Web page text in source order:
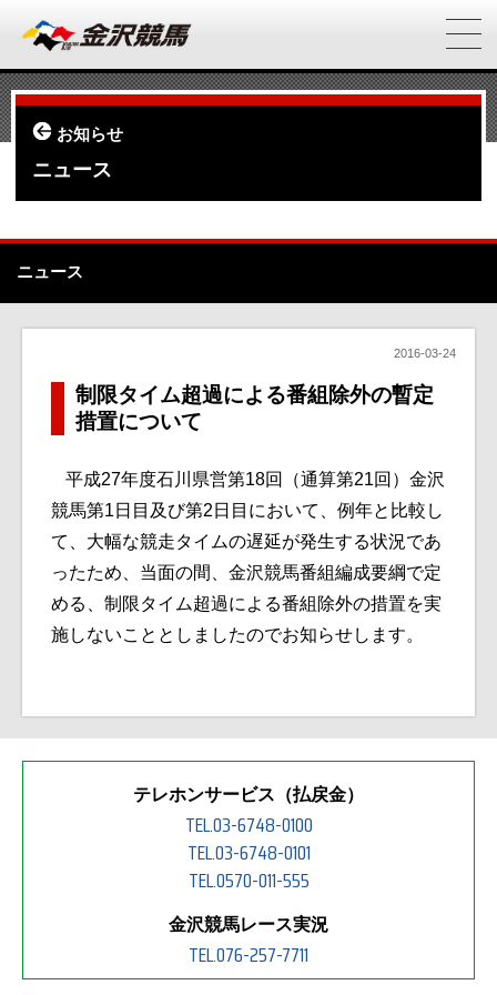
お知らせ
ニュース
ニュース
2016-03-24
制限タイム超過による番組除外の暫定
措置について
平成27年度石川県営第18回（通算第21回）金沢
競馬第1日目及び第2日目において、例年と比較し
て、 大幅な競走タイムの遅延が発生する状況であ
ったため、当面の間、金沢競馬番組編成要綱で定
める、制限タイム超過による番組除外の措置を実
施しないこととしましたのでお知らせします。
テレホンサービス（払戻金）
TEL.03-6748-0100
TEL.03-6748-0101
TEL.0570-011-555
金沢競馬レース実況
TEL.076-257-7711